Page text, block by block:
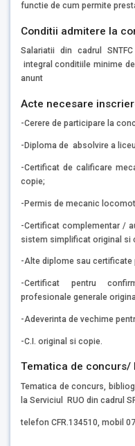
functie de cum permite
Conditii admitere la
Salariatii din cadrul
integral conditiile minime
anunt
Acte necesare
-Cerere de participare la
-Diploma de absolvire a
-Certificat de calificare
copie;
-Permis de mecanic
-Certificat complementar /
sistem simplificat original si
-Alte diplome sau
-Certificat pentru
profesionale generale
-Adeverinta de vechime
-C.I. original si copie.
Tematica de
Tematica de concurs,
la Serviciul RUO din cadrul
telefon CFR.134510, mobil